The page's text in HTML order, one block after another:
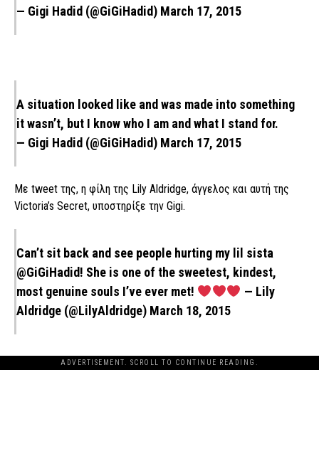
— Gigi Hadid (@GiGiHadid) March 17, 2015
A situation looked like and was made into something
it wasn’t, but I know who I am and what I stand for.
— Gigi Hadid (@GiGiHadid) March 17, 2015
Με tweet της, η φίλη της Lily Aldridge, άγγελος και αυτή της
Victoria’s Secret, υποστηρίξε την Gigi.
Can’t sit back and see people hurting my lil sista
@GiGiHadid! She is one of the sweetest, kindest,
most genuine souls I’ve ever met!
— Lily
Aldridge (@LilyAldridge) March 18, 2015
ADVERTISEMENT. SCROLL TO CONTINUE READING.